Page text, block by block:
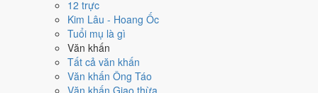
12 trực
Kim Lâu - Hoang Ốc
Tuổi mụ là gì
Văn khấn
Tất cả văn khấn
Văn khấn Ông Táo
Văn khấn Giao thừa
Ngày 23/1/2028 đạt2.3/10trung bình cho 7 việc chính: cao nhất là
Giải trừ - tẩy uế (5/10) , thấp nhất là
Phá (ngày phá hoại - đại hung, kỵ trăm sự) và gặp Sao Huyền Vũ hắc
đạo nên điểm từng việc chênh nhau như bảng dưới.
Cưới hỏi - đính hôn